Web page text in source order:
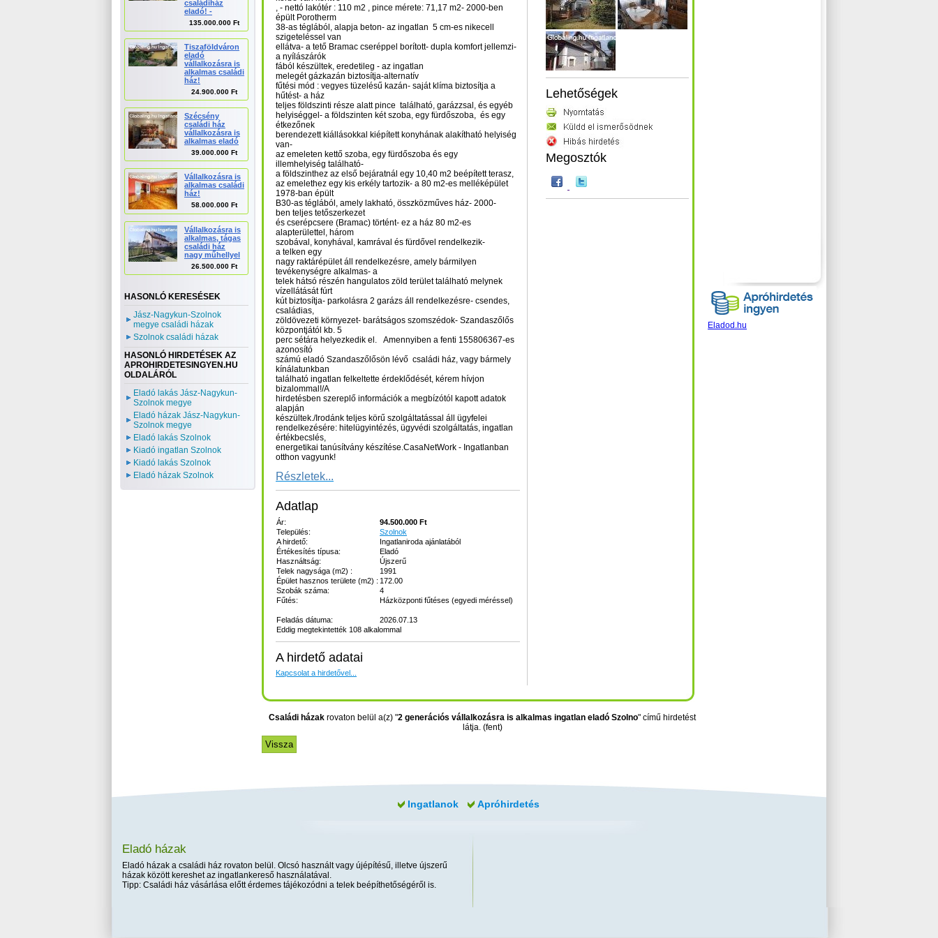
családiház
eladó! -
135.000.000 Ft
Tiszaföldváron
eladó
vállalkozásra is
alkalmas családi
ház!
24.900.000 Ft
Szécsény
családi ház
vállalkozásra is
alkalmas eladó
39.000.000 Ft
Vállalkozásra is
alkalmas családi
ház!
58.000.000 Ft
Vállalkozásra is
alkalmas, tágas
családi ház
nagy műhellyel
26.500.000 Ft
HASONLÓ KERESÉSEK
Jász-Nagykun-Szolnok
megye családi házak
Szolnok családi házak
HASONLÓ HIRDETÉSEK AZ
APROHIRDETESINGYEN.HU
OLDALÁRÓL
Eladó lakás Jász-Nagykun-
Szolnok megye
Eladó házak Jász-Nagykun-
Szolnok megye
Eladó lakás Szolnok
Kiadó ingatlan Szolnok
Kiadó lakás Szolnok
Eladó házak Szolnok
, - nettó lakótér : 110 m2 , pince mérete: 71,17 m2- 2000-ben
épült Porotherm
38-as téglából, alapja beton- az ingatlan 5 cm-es nikecell
szigeteléssel van
ellátva- a tető Bramac cseréppel borított- dupla komfort jellemzi-
a nyílászárók
fából készültek, eredetileg - az ingatlan
melegét gázkazán biztosítja-alternatív
fűtési mód : vegyes tüzelésű kazán- saját klíma biztosítja a
hűtést- a ház
teljes földszinti része alatt pince található, garázzsal, és egyéb
helyiséggel- a földszinten két szoba, egy fürdőszoba, és egy
étkezőnek
berendezett kiállásokkal kiépített konyhának alakítható helyiség
van-
az emeleten kettő szoba, egy fürdőszoba és egy
illemhelyiség található-
a földszinthez az első bejáratnál egy 10,40 m2 beépített terasz,
az emelethez egy kis erkély tartozik- a 80 m2-es melléképület
1978-ban épült
B30-as téglából, amely lakható, összközműves ház- 2000-
ben teljes tetőszerkezet
és cserépcsere (Bramac) történt- ez a ház 80 m2-es
alapterülettel, három
szobával, konyhával, kamrával és fürdővel rendelkezik-
a telken egy
nagy raktárépület áll rendelkezésre, amely bármilyen
tevékenységre alkalmas- a
telek hátsó részén hangulatos zöld terület található melynek
vízellátását fúrt
kút biztosítja- parkolásra 2 garázs áll rendelkezésre- csendes,
családias,
zöldövezeti környezet- barátságos szomszédok- Szandaszőlős
központjától kb. 5
perc sétára helyezkedik el. Amennyiben a fenti 155806367-es
azonosító
számú eladó Szandaszőlősön lévő családi ház, vagy bármely
kínálatunkban
található ingatlan felkeltette érdeklődését, kérem hívjon
bizalommal!/A
hirdetésben szereplő információk a megbízótól kapott adatok
alapján
készültek./Irodánk teljes körű szolgáltatással áll ügyfelei
rendelkezésére: hitelügyintézés, ügyvédi szolgáltatás, ingatlan
értékbecslés,
energetikai tanúsítvány készítése.CasaNetWork - Ingatlanban
otthon vagyunk!
Részletek...
Adatlap
Ár:
94.500.000 Ft
Település:
Szolnok
A hirdető:
Ingatlaniroda ajánlatából
Értékesítés típusa:
Eladó
Használtság:
Újszerű
Telek nagysága (m2) :
1991
Épület hasznos területe (m2) : 172.00
Szobák száma:
4
Fűtés:
Házközponti fűtéses (egyedi méréssel)
Feladás dátuma:
2026.07.13
Eddig megtekintették 108 alkalommal
A hirdető adatai
Kapcsolat a hirdetővel...
Lehetőségek
Megosztók
Családi házak rovaton belül a(z) "2 generációs vállalkozásra is alkalmas ingatlan eladó Szolno" című hirdetést
látja. (fent)
Eladod.hu
Ingatlanok Apróhirdetés
Eladó házak
Eladó házak a családi ház rovaton belül. Olcsó használt vagy újépítésű, illetve újszerű
házak között kereshet az ingatlankereső használatával.
Tipp: Családi ház vásárlása előtt érdemes tájékozódni a telek beépíthetőségéről is.